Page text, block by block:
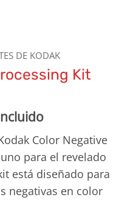
DE KODAK
Kit
Color Negative
para el revelado
está diseñado para
negativas en color